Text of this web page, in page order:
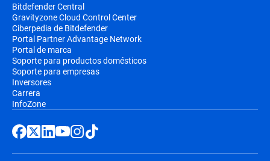
Bitdefender Central
Gravityzone Cloud Control Center
Ciberpedia de Bitdefender
Portal Partner Advantage Network
Portal de marca
Soporte para productos domésticos
Soporte para empresas
Inversores
Carrera
InfoZone